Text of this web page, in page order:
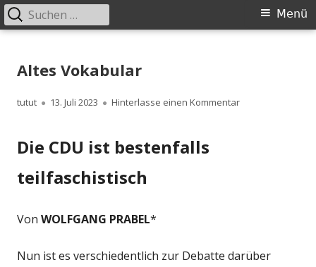
zum
Primäres
Menü
Suchen
nach:
Altes Vokabular
Autor
tutut
Veröffentlicht
13. Juli 2023 Hinterlasse einen Kommentarzu Altes
Die CDU ist bestenfalls
teilfaschistisch
Von WOLFGANG PRABEL*
Nun ist es verschiedentlich zur Debatte darüber